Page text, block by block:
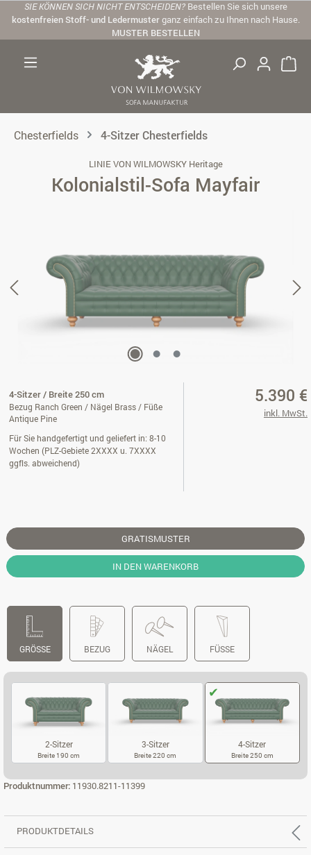
Zum Hauptinhalt springen
SIE KÖNNEN SICH NICHT ENTSCHEIDEN? Bestellen Sie sich unsere
kostenfreien Stoff- und Ledermusterganz einfach zu Ihnen nach Hause.
MUSTER BESTELLEN
Chesterfields 4-Sitzer Chesterfields
LINIE VON WILMOWSKY Heritage
Kolonialstil-Sofa Mayfair
4-Sitzer / Breite 250 cm
Bezug Ranch Green / Nägel Brass / Füße
Antique Pine
Für Sie handgefertigt und geliefert in: 8-10
Wochen (PLZ-Gebiete 2XXXX u. 7XXXX
ggfls. abweichend)
5.390 €
inkl. MwSt.
GRATISMUSTER
IN DEN WARENKORB
GRÖSSE BEZUG NÄGEL FÜSSE
2-Sitzer
Breite 190 cm
3-Sitzer
Breite 220 cm
4-Sitzer
Breite 250 cm
Produktnummer: 11930.8211-11399
PRODUKTDETAILS